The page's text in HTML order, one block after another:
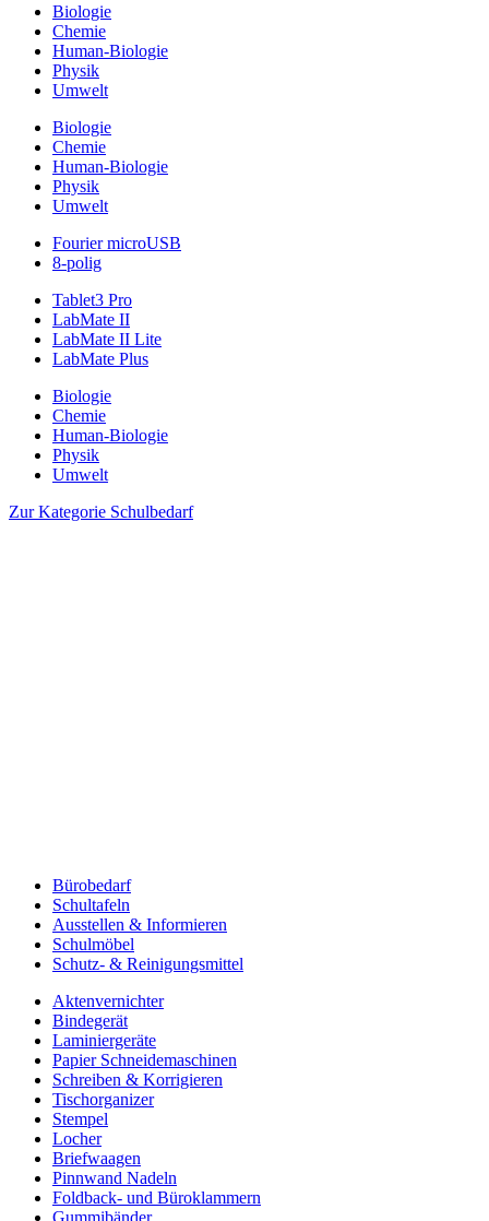
Biologie
Chemie
Human-Biologie
Physik
Umwelt
Biologie
Chemie
Human-Biologie
Physik
Umwelt
Fourier microUSB
8-polig
Tablet3 Pro
LabMate II
LabMate II Lite
LabMate Plus
Biologie
Chemie
Human-Biologie
Physik
Umwelt
Zur Kategorie Schulbedarf
Bürobedarf
Schultafeln
Ausstellen & Informieren
Schulmöbel
Schutz- & Reinigungsmittel
Aktenvernichter
Bindegerät
Laminiergeräte
Papier Schneidemaschinen
Schreiben & Korrigieren
Tischorganizer
Stempel
Locher
Briefwaagen
Pinnwand Nadeln
Foldback- und Büroklammern
Gummibänder